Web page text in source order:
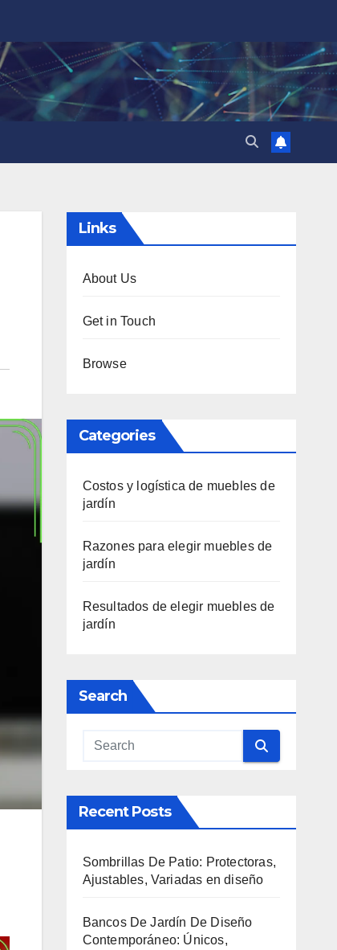
Links
About Us
Get in Touch
Browse
Categories
Costos y logística de muebles de
jardín
Razones para elegir muebles de
jardín
Resultados de elegir muebles de
jardín
Search
Recent Posts
Sombrillas De Patio: Protectoras,
Ajustables, Variadas en diseño
Bancos De Jardín De Diseño
Contemporáneo: Únicos,